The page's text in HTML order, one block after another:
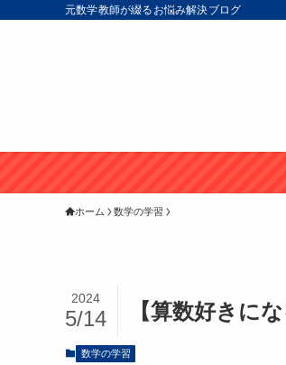
元数学教師が綴るお悩み解決ブログ
ホーム 数学の学習
【算数好きに
2024
5/14
数学の学習